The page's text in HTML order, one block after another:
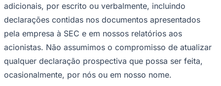
adicionais, por escrito ou verbalmente, incluindo
declarações contidas nos documentos apresentados
pela empresa à SEC e em nossos relatórios aos
acionistas. Não assumimos o compromisso de atualizar
qualquer declaração prospectiva que possa ser feita,
ocasionalmente, por nós ou em nosso nome.